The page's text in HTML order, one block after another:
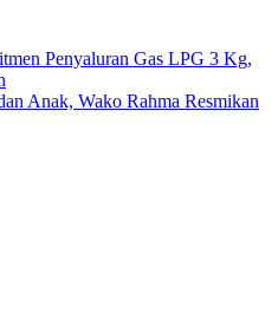
Penyaluran Gas LPG 3 Kg,
Anak, Wako Rahma Resmikan